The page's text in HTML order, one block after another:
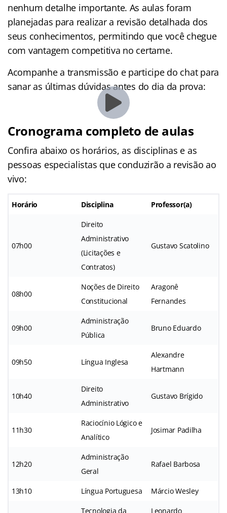
nenhum detalhe importante. As aulas foram
planejadas para realizar a revisão detalhada dos
seus conhecimentos, permitindo que você chegue
com vantagem competitiva no certame.
Acompanhe a transmissão e participe do chat para
sanar as últimas dúvidas antes do dia da prova:
Cronograma completo de aulas
Confira abaixo os horários, as disciplinas e as
pessoas especialistas que conduzirão a revisão ao
vivo:
Horário Disciplina Professor(a)
07h00
Direito
Administrativo
(Licitações e
Contratos)
Gustavo Scatolino
08h00
Noções de Direito
Constitucional
Aragonê
Fernandes
09h00
Administração
Pública
Bruno Eduardo
09h50 Língua Inglesa
Alexandre
Hartmann
10h40
Direito
Administrativo
Gustavo Brígido
11h30
Raciocínio Lógico e
Analítico
Josimar Padilha
12h20
Administração
Geral
Rafael Barbosa
13h10 Língua Portuguesa Márcio Wesley
Tecnologia da Leonardo